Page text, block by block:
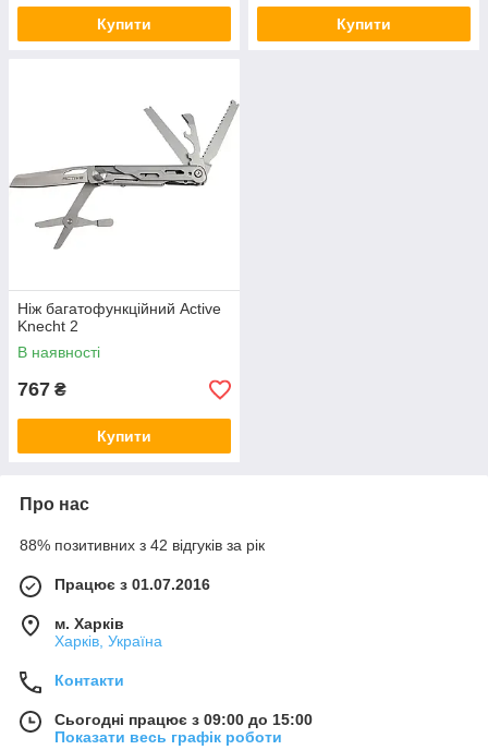
Купити Купити
Ніж багатофункційний Active
Knecht 2
В наявності
767 ₴
Купити
Про нас
88% позитивних з 42 відгуків за рік
Працює з 01.07.2016
м. Харків
Харків, Україна
Контакти
Сьогодні працює з 09:00 до 15:00
Показати весь графік роботи